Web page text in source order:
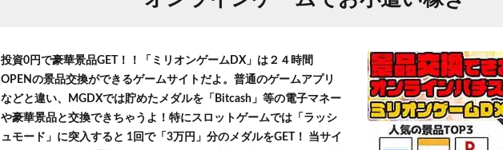
投資0円で豪華景品GET！！「ミリオンゲームDX」は２４時間
OPENの景品交換ができるゲームサイトだよ。普通のゲームアプリ
などと違い、MGDXでは貯めたメダルを「Bitcash」等の電子マネー
や豪華景品と交換できちゃうよ！特にスロットゲームでは「ラッシ
ュモード」に突入すると 1回で「3万円」分のメダルをGET！ 当サイ